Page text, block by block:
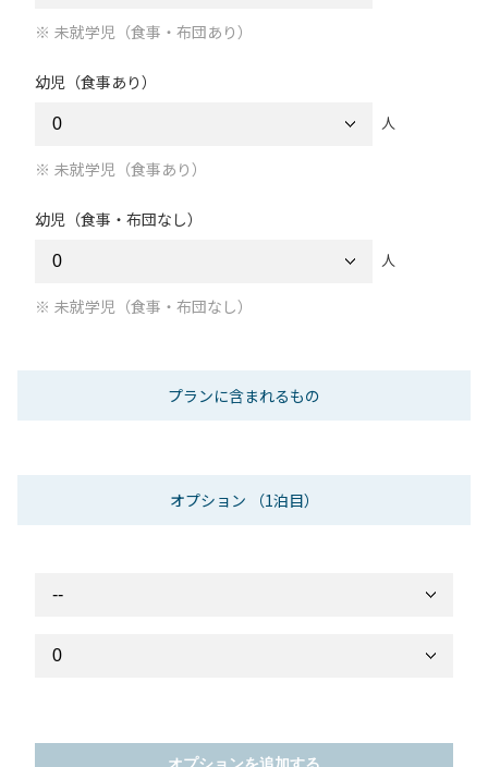
未就学児（食事・布団あり）
幼児（食事あり）
人
未就学児（食事あり）
幼児（食事・布団なし）
人
未就学児（食事・布団なし）
プランに含まれるもの
オプション （1泊目）